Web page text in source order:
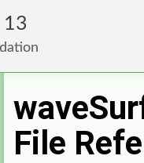
13
Foundation
File